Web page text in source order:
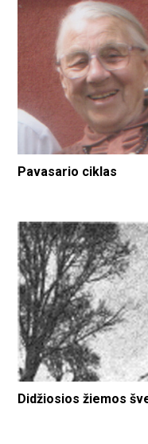
Pavasario ciklas
Didžiosios žiemos